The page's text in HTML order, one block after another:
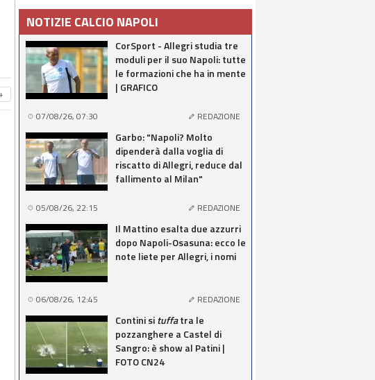
NOTIZIE CALCIO NAPOLI
CorSport - Allegri studia tre
moduli per il suo Napoli: tutte
le formazioni che ha in mente
| GRAFICO
07/08/26, 07:30 REDAZIONE
Garbo: "Napoli? Molto
dipenderà dalla voglia di
riscatto di Allegri, reduce dal
fallimento al Milan"
05/08/26, 22:15 REDAZIONE
Il Mattino esalta due azzurri
dopo Napoli-Osasuna: ecco le
note liete per Allegri, i nomi
06/08/26, 12:45 REDAZIONE
Contini situffatra le
pozzanghere a Castel di
Sangro: è show al Patini |
FOTO CN24